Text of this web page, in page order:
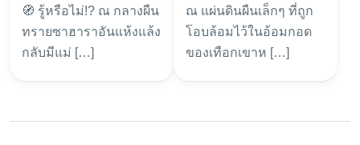
Whispers of the
Nile 🧭🌅 กับ The
Wild Chronicles
🧭 รู้หรือไม่!? ณ กลางผืน
ทรายซาฮาราอันแห้งแล้ง
กลับมีแม่ […]
เทศกาลวันชาติ
โบราณ กับ The
ณ แผ่นดินผืนเล็กๆ ที่ถูก
โอบล้อมไว้ในอ้อมกอด
ของเทือกเขาห […]